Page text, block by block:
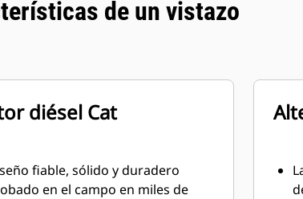
de un vistazo
diésel Cat
fiable, sólido y duradero
en el campo en miles de